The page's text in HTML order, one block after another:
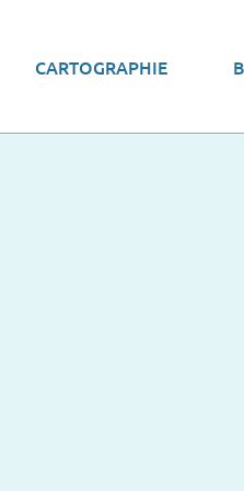
CARTOGRAPHIE